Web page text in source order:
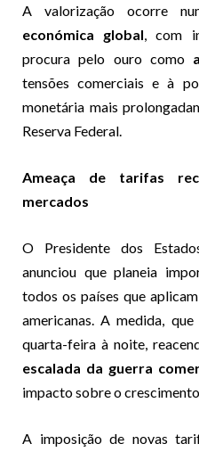
A valorização ocorre
económica global, com
procura pelo ouro como
tensões comerciais e à
monetária mais
Reserva Federal.
Ameaça de tarifas
mercados
O Presidente dos
anunciou que planeia
todos os países que
americanas. A medida,
quarta-feira à noite,
escalada da guerra
impacto sobre o
A imposição de novas